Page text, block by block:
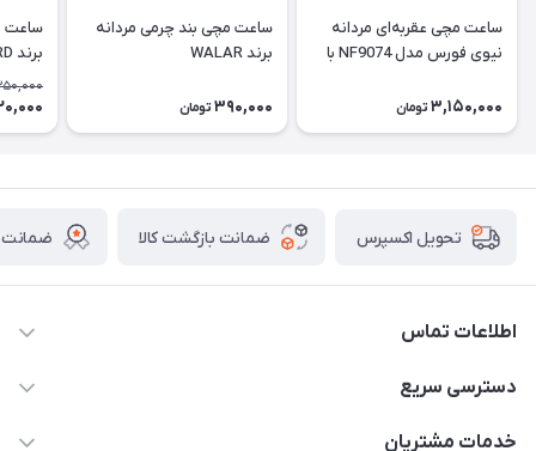
ساعت مچی عقربه‌ای مردانه
نیوی فورس مدل NF9074 با
3,150,000 تومان
ساعت مچی بند چرمی مردانه
برند WALAR
390,000 تومان
ساعت
برند PASSBIRD
تحویل اکسپرس ضمانت بازگشت کالا ضمانت
اطلاعات تماس
برای دریافت کدرهگیری پیامک دهید 09364926911
دسترسی سریع
حساب کاربری
خدمات مشتریان